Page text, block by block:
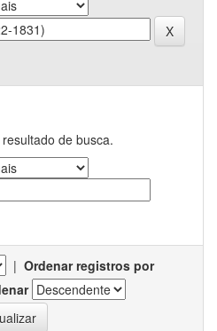
de busca.
| Ordenar registros por